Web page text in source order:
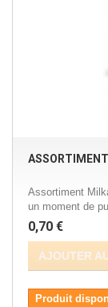
Assortiment
un moment de
0,70 €
AJOUTER
Produit